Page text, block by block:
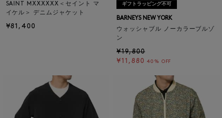
SAINT MXXXXXX＜セイント マ
イケル＞ デニムジャケット
¥81,400
ギフトラッピング不可
BARNEYS NEW YORK
ウォッシャブル ノーカラーブルゾ
ン
¥19,800
¥11,880 40% OFF